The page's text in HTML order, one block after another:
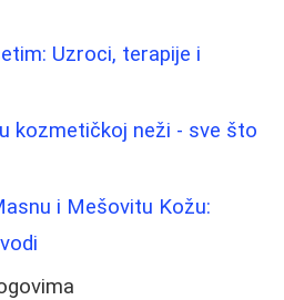
Uzroci, terapije i
kozmetičkoj neži - sve što
i Mešovitu Kožu: